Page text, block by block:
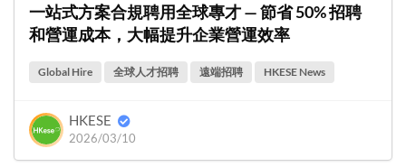
一站式方案合規聘用全球專才 — 節省 50% 招聘
和營運成本，大幅提升企業營運效率
Global Hire 全球人才招聘 遠端招聘 HKESE News
HKESE
2026/03/10